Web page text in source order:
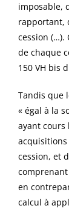
imposable,
rapportant,
cession (…).
de chaque
150 VH bis
Tandis que
« égal à la
ayant cours
acquisitions
cession, et
en
calcul à